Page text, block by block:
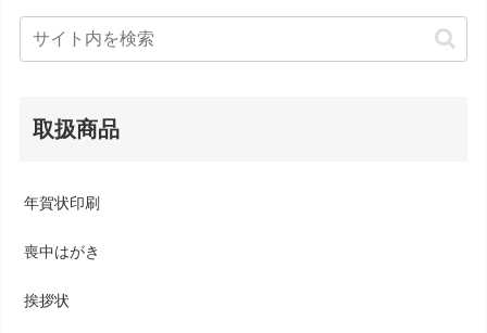
取扱商品
年賀状印刷
喪中はがき
挨拶状